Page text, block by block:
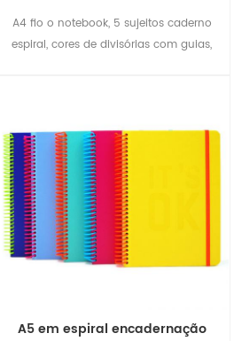
A4 fio o notebook, 5 sujeitos caderno
espiral, cores de divisórias com guias,
revistas.
A5 em espiral encadernação